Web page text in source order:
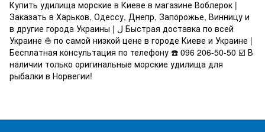
Купить удилища морские в Киеве в магазине Воблерок |
Заказать в Харьков, Одессу, Днепр, Запорожье, Винницу и
в другие города Украины | ل Быстрая доставка по всей
Украине ⛵️ по самой низкой цене в городе Киеве и Украине |
Бесплатная консультация по телефону ☎️ 096 206-50-50 ☑️ В
наличии только оригинальные морские удилища для
рыбалки в Норвегии!